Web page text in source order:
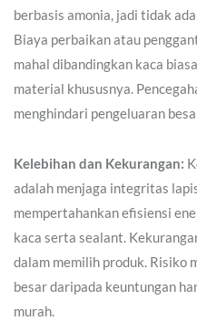
berbasis amonia, jadi tidak
Biaya perbaikan atau
mahal dibandingkan kaca
material khususnya.
menghindari pengeluaran
Kelebihan dan Kekurangan:
adalah menjaga integritas
mempertahankan efisiensi
kaca serta sealant.
dalam memilih produk. Risiko
besar daripada keuntungan
murah.